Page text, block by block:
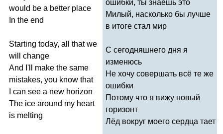
would be a better place
In the end
Starting today, all that we
will
change
And I'll make the same
mistakes, you know that
can see a new horizon
The ice around my heart
is melting
ошибки, ты знаешь это
Милый, насколько бы лучше
в итоге стал мир
С сегодняшнего дня я
изменюсь
Не хочу совершать всё те же
ошибки
Потому что я вижу новый
горизонт
Лёд вокруг моего сердца тает